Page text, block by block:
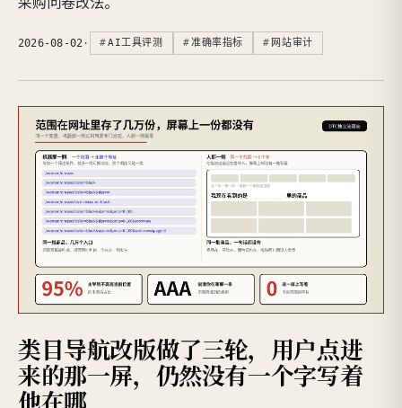
2026-08-02 · AI工具评测 准确率指标 网站审计
类目导航改版做了三轮，用户点进
来的那一屏，仍然没有一个字写着
他在哪